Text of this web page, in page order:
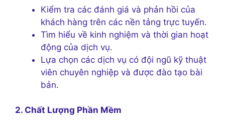
Kiểm tra các đánh giá và phản hồi của
khách hàng trên các nền tảng trực tuyến.
Tìm hiểu về kinh nghiệm và thời gian hoạt
động của dịch vụ.
Lựa chọn các dịch vụ có đội ngũ kỹ thuật
viên chuyên nghiệp và được đào tạo bài
bản.
2. Chất Lượng Phần Mềm